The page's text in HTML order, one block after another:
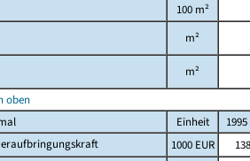
100 m²
m²
m²
oben
Einheit 1995
1000 EUR 138